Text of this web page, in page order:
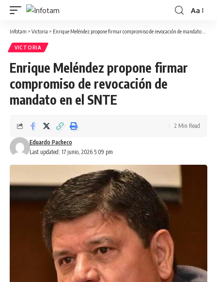
Aa
Infotam > Victoria > Enrique Meléndez propone firmar compromiso de revocación de mandato en el SNTE
VICTORIA
Enrique Meléndez propone firmar
compromiso de revocación de
mandato en el SNTE
Last updated: 17 junio, 2026 5:09 pm
Eduardo Pacheco
2 Min Read